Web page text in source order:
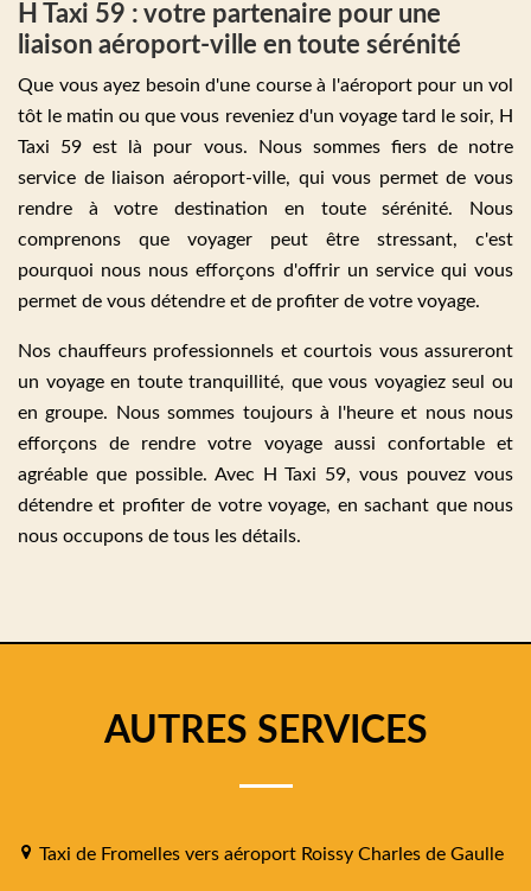
H Taxi 59 : votre partenaire pour une
liaison aéroport-ville en toute sérénité
Que vous ayez besoin d'une course à l'aéroport pour un vol
tôt le matin ou que vous reveniez d'un voyage tard le soir, H
Taxi 59 est là pour vous. Nous sommes fiers de notre
service de liaison aéroport-ville, qui vous permet de vous
rendre à votre destination en toute sérénité. Nous
comprenons que voyager peut être stressant, c'est
pourquoi nous nous efforçons d'offrir un service qui vous
permet de vous détendre et de profiter de votre voyage.
Nos chauffeurs professionnels et courtois vous assureront
un voyage en toute tranquillité, que vous voyagiez seul ou
en groupe. Nous sommes toujours à l'heure et nous nous
efforçons de rendre votre voyage aussi confortable et
agréable que possible. Avec H Taxi 59, vous pouvez vous
détendre et profiter de votre voyage, en sachant que nous
nous occupons de tous les détails.
AUTRES SERVICES
Taxi de Fromelles vers aéroport Roissy Charles de Gaulle